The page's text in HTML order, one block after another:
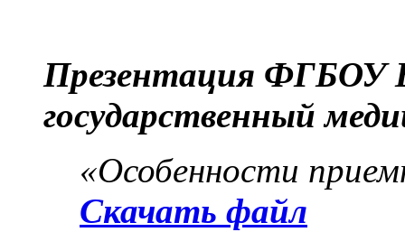
Презентация ФГБОУ
государственный
«Особенности
Скачать файл